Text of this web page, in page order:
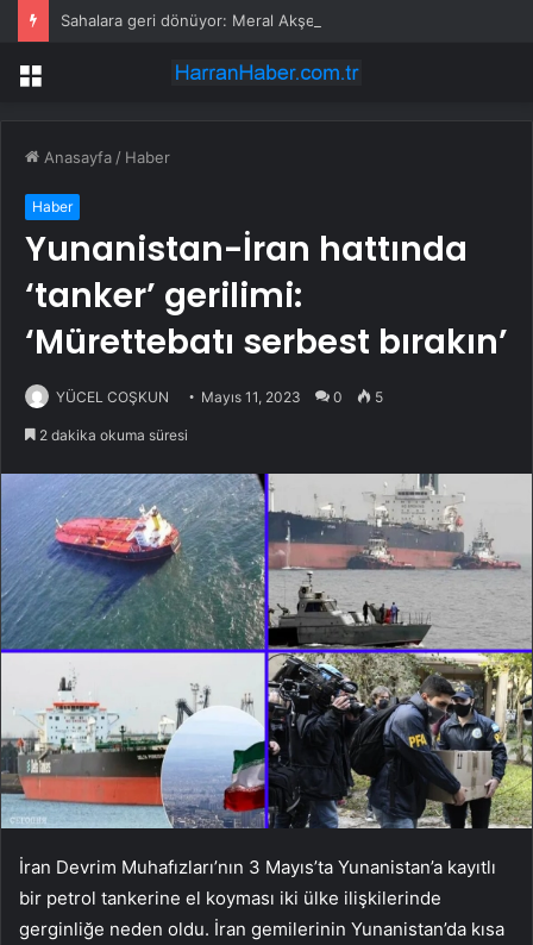
Menü
Anasayfa / Haber
Haber
Yunanistan-İran hattında
‘tanker’ gerilimi:
‘Mürettebatı serbest bırakın’
YÜCEL COŞKUN Mayıs 11, 2023 0 5
2 dakika okuma süresi
İran Devrim Muhafızları’nın 3 Mayıs’ta Yunanistan’a kayıtlı
bir petrol tankerine el koyması iki ülke ilişkilerinde
gerginliğe neden oldu. İran gemilerinin Yunanistan’da kısa